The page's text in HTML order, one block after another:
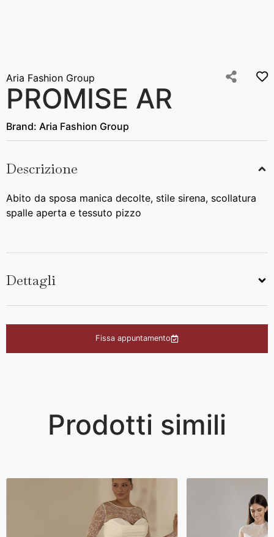
Aria Fashion Group
PROMISE AR
Brand: Aria Fashion Group
Descrizione
Abito da sposa manica decolte, stile sirena, scollatura
spalle aperta e tessuto pizzo
Dettagli
Fissa appuntamento
Prodotti simili